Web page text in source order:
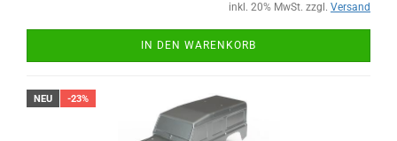
inkl. 20% MwSt. zzgl. Versand
IN DEN WARENKORB
NEU -23%